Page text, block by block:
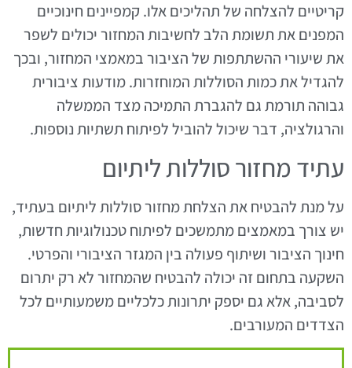
קריטיים להצלחה של תהליכים אלו. קמפיינים חינוכיים
המפנים את תשומת הלב לחשיבות המחזור יכולים לשפר
את שיעורי ההשתתפות של הציבור במאמצי המחזור, ובכך
להגדיל את כמות הסוללות המוחזרות. מודעות ציבורית
גבוהה תורמת גם להגברת התמיכה מצד הממשלה
והרגולציה, דבר שיכול להוביל לפיתוח תשתיות נוספות.
עתיד מחזור סוללות ליתיום
על מנת להבטיח את הצלחת מחזור סוללות ליתיום בעתיד,
יש צורך במאמצים מתמשכים לפיתוח טכנולוגיות חדשות,
חינוך הציבור ושיתוף פעולה בין המגזר הציבורי והפרטי.
השקעה בתחום זה יכולה להבטיח שהמחזור לא רק יתרום
לסביבה, אלא גם יספק יתרונות כלכליים משמעותיים לכל
הצדדים המעורבים.